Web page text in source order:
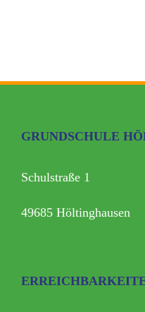
GRUNDSCHULE
Schulstraße 1
49685 Höltinghausen